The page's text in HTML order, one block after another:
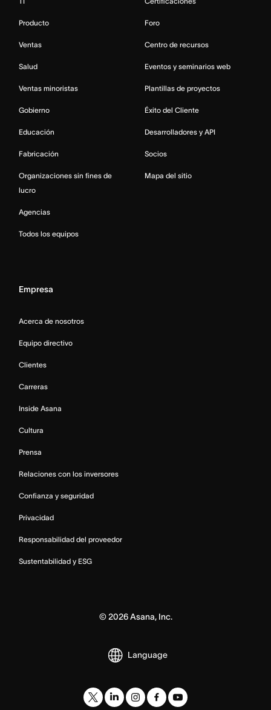
Producto
Ventas
Salud
Ventas minoristas
Gobierno
Educación
Fabricación
Organizaciones sin fines de
lucro
Agencias
Todos los equipos
Foro
Centro de recursos
Eventos y seminarios web
Plantillas de proyectos
Éxito del Cliente
Desarrolladores y API
Socios
Mapa del sitio
Empresa
Acerca de nosotros
Equipo directivo
Clientes
Carreras
Inside Asana
Cultura
Prensa
Relaciones con los inversores
Confianza y seguridad
Privacidad
Responsabilidad del proveedor
Sustentabilidad y ESG
©2026Asana, Inc.
Language